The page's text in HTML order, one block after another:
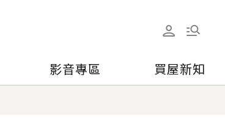
影音專區 買屋新知